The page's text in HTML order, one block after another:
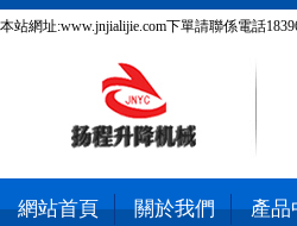
本站網址:www.jnjialijie.com下單請聯係電話
網站首頁 關於我們 產品